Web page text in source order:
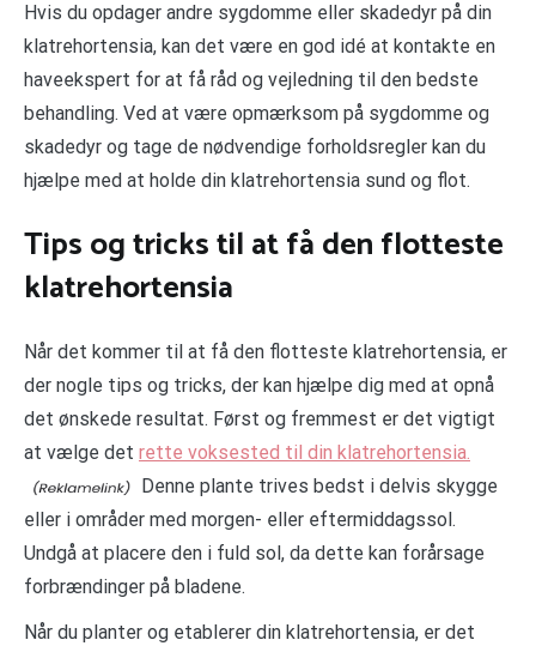
Hvis du opdager andre sygdomme eller skadedyr på din
klatrehortensia, kan det være en god idé at kontakte en
haveekspert for at få råd og vejledning til den bedste
behandling. Ved at være opmærksom på sygdomme og
skadedyr og tage de nødvendige forholdsregler kan du
hjælpe med at holde din klatrehortensia sund og flot.
Tips og tricks til at få den flotteste
klatrehortensia
Når det kommer til at få den flotteste klatrehortensia, er
der nogle tips og tricks, der kan hjælpe dig med at opnå
det ønskede resultat. Først og fremmest er det vigtigt
at vælge det rette voksested til din klatrehortensia.
Denne plante trives bedst i delvis skygge
eller i områder med morgen- eller eftermiddagssol.
Undgå at placere den i fuld sol, da dette kan forårsage
forbrændinger på bladene.
Når du planter og etablerer din klatrehortensia, er det